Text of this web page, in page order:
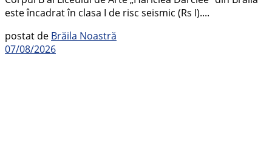
este încadrat în clasa I de risc seismic (Rs I)....
postat de Brăila Noastră
07/08/2026